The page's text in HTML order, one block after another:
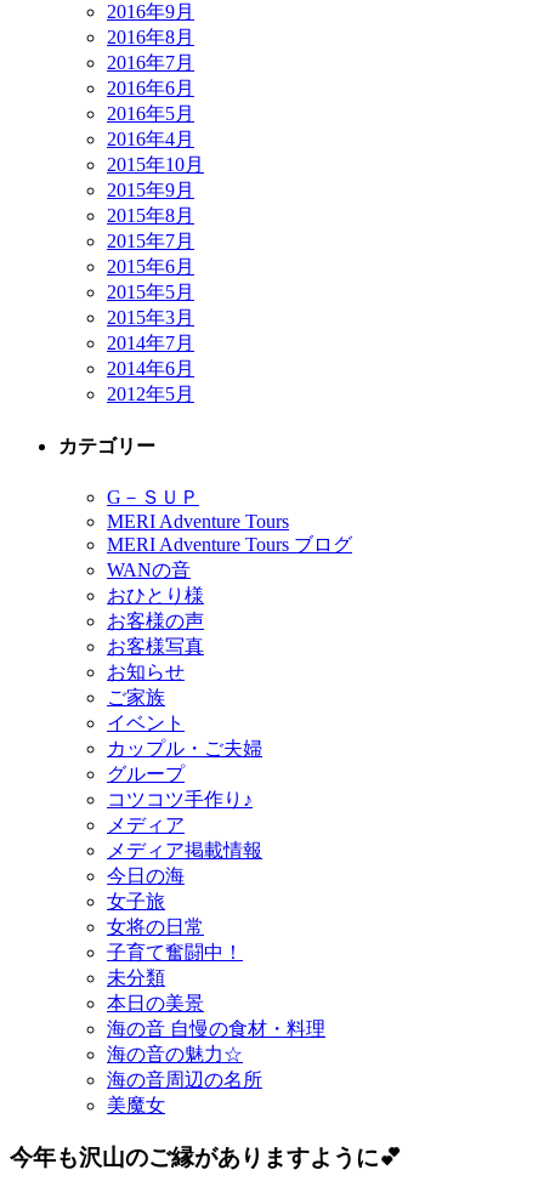
2016年9月
2016年8月
2016年7月
2016年6月
2016年5月
2016年4月
2015年10月
2015年9月
2015年8月
2015年7月
2015年6月
2015年5月
2015年3月
2014年7月
2014年6月
2012年5月
カテゴリー
G－ＳＵＰ
MERI Adventure Tours
MERI Adventure Tours ブログ
WANの音
おひとり様
お客様の声
お客様写真
お知らせ
ご家族
イベント
カップル・ご夫婦
グループ
コツコツ手作り♪
メディア
メディア掲載情報
今日の海
女子旅
女将の日常
子育て奮闘中！
未分類
本日の美景
海の音 自慢の食材・料理
海の音の魅力☆
海の音周辺の名所
美魔女
今年も沢山のご縁がありますように💕